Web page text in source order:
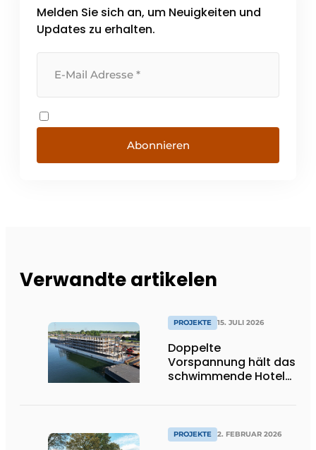
Melden Sie sich an, um Neuigkeiten und
Updates zu erhalten.
Abonnieren
Verwandte artikelen
PROJEKTE 15. JULI 2026
Doppelte
Vorspannung hält das
schwimmende Hotel
PROJEKTE 2. FEBRUAR 2026